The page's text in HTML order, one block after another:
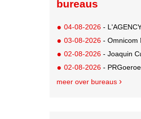
bureaus
04-08-2026 -
03-08-2026 - Omnicom
02-08-2026 - Joaquin
02-08-2026 -
meer over bureaus